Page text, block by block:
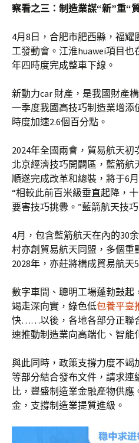
察看之三：制造業謀“新”重“
4月8日，合肥市肥西縣，福
工發動會。江淮huawei項目
年四時度完成整車下線。
新動力car 財產，是我國財產
一季度我國高技巧制造業增添
時度加速2.6個百分點。
2024年全國兩會，貿易航天
北京經濟技巧開闢區，藍箭
順遂完成改革和總裝，將于6
“相較此前百米級垂直起降，
要害技巧挑釁。”藍箭航天技
4月，包含藍箭航天在內的30
村亦創貿易航天同盟，多個重
2028年，亦莊將構成貿易航天
數字車間、聰明工場蓬勃鼓
竭走深向實，綠色低包養平臺
快……以後，各地各部分正聯
速推動制造業向高端化、智能
與此同時，政策支撐力度不竭
等部分結合發布文件，請求連
比，豐盛制造業金融產物供應
金，支撐制造業提質進級。